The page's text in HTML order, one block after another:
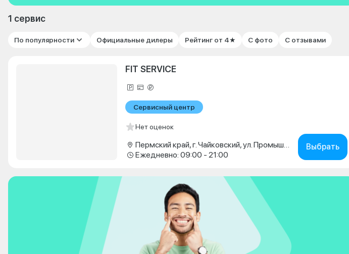
1 сервис
По популярности Официальные дилеры Рейтинг от 4★ С фото С отзывами
FIT SERVICE
Сервисный центр
Нет оценок
Пермский край, г. Чайковский, ул. Промышленная, д. 15/1
Ежедневно: 09:00 - 21:00
Выбрать